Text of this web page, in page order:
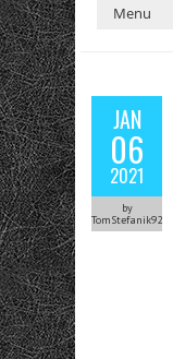
JAN
06
2021
by
TomStefanik92